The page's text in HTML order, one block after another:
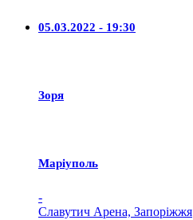
05.03.2022 - 19:30
Зоря
Маріуполь
-
Славутич Арена, Запоріжжя